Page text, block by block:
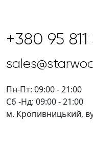
+380 95
Пн-Пт: 09:00 - 21:00
Сб -Нд: 09:00 - 21:00
м. Кропивницький,